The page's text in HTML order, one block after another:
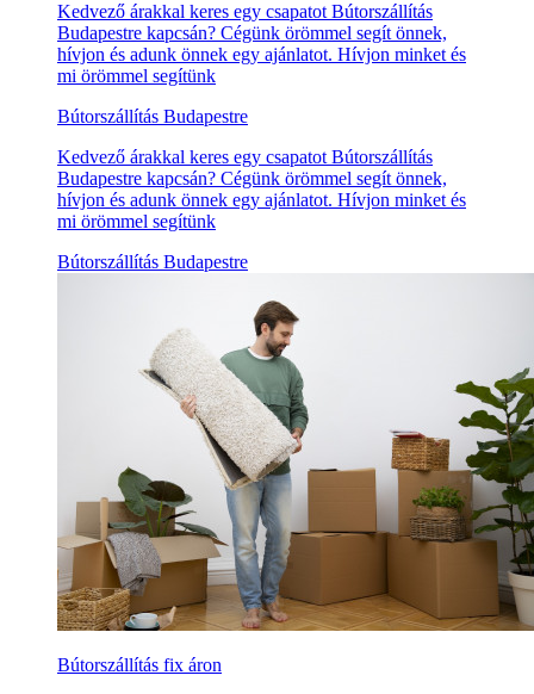
Kedvező árakkal keres egy csapatot Bútorszállítás
Budapestre kapcsán? Cégünk örömmel segít önnek,
hívjon és adunk önnek egy ajánlatot. Hívjon minket és
mi örömmel segítünk
Bútorszállítás Budapestre
Kedvező árakkal keres egy csapatot Bútorszállítás
Budapestre kapcsán? Cégünk örömmel segít önnek,
hívjon és adunk önnek egy ajánlatot. Hívjon minket és
mi örömmel segítünk
Bútorszállítás Budapestre
Bútorszállítás fix áron